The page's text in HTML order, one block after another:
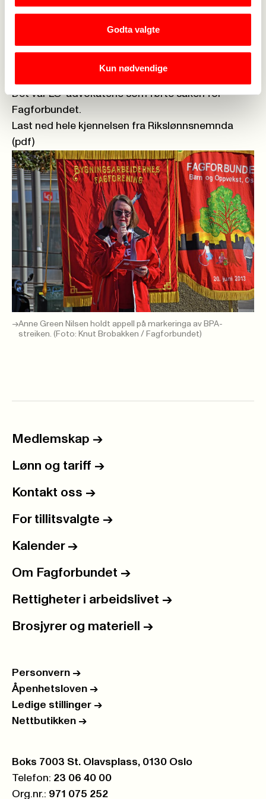
Godta valgte
Kun nødvendige
ekstra godt å få et sånt resultat, sier
forhandlingsveteranen.
Hun peker på at det er noe uvanlig å gå ut av en
Det var LO-advokatene som førte saken for
Fagforbundet.
Last ned hele kjennelsen fra Rikslønnsnemnda
(pdf)
Anne Green Nilsen holdt appell på markeringa av BPA-
streiken. (Foto: Knut Brobakken / Fagforbundet)
Medlemskap ->
Lønn og tariff ->
Kontakt oss ->
For tillitsvalgte ->
Kalender ->
Om Fagforbundet ->
Rettigheter i arbeidslivet ->
Brosjyrer og materiell ->
Personvern ->
Åpenhetsloven ->
Ledige stillinger ->
Nettbutikken ->
Postboks:
Boks 7003 St. Olavsplass, 0130 Oslo
Telefon: 23 06 40 00
Org.nr.: 971 075 252